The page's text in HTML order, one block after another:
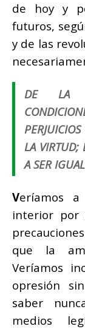
de hoy y
futuros,
y de las
DE LA
LA VIRTUD;
A SER
Veríamos
interior por
que la
Veríamos
opresión
saber
medios